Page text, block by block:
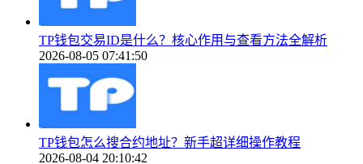
TP钱包交易ID是什么？核心作用与查看方法全解析
2026-08-05 07:41:50
TP钱包怎么搜合约地址？新手超详细操作教程
2026-08-04 20:10:42